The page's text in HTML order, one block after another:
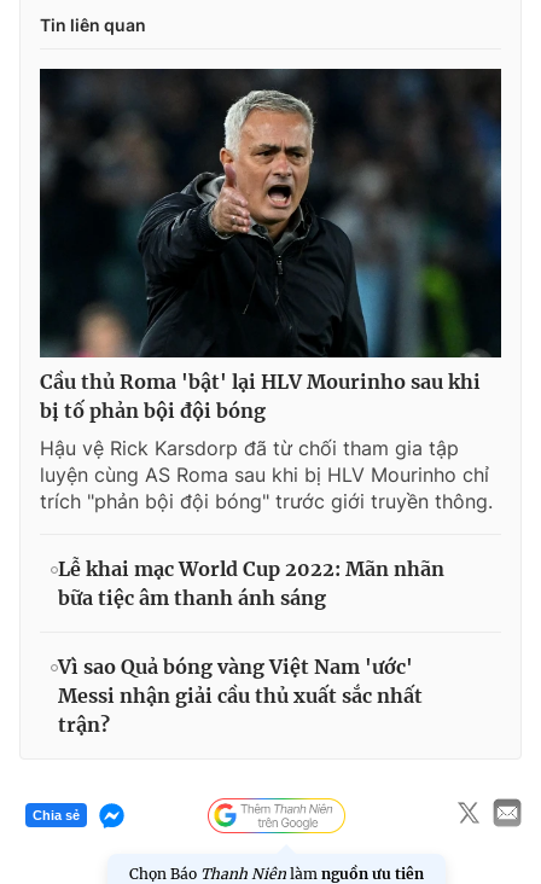
Tin liên quan
Cầu thủ Roma 'bật' lại HLV Mourinho sau khi
bị tố phản bội đội bóng
Hậu vệ Rick Karsdorp đã từ chối tham gia tập
luyện cùng AS Roma sau khi bị HLV Mourinho chỉ
trích "phản bội đội bóng" trước giới truyền thông.
Lễ khai mạc World Cup 2022: Mãn nhãn
bữa tiệc âm thanh ánh sáng
Vì sao Quả bóng vàng Việt Nam 'ước'
Messi nhận giải cầu thủ xuất sắc nhất
trận?
Chia sẻ
Chọn Báo Thanh Niên làm nguồn ưu tiên